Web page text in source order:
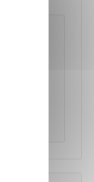
Vous